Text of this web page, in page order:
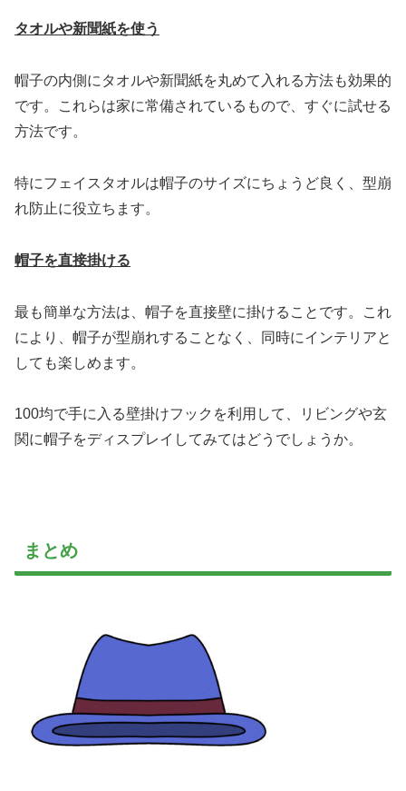
タオルや新聞紙を使う
帽子の内側にタオルや新聞紙を丸めて入れる方法も効果的
です。これらは家に常備されているもので、すぐに試せる
方法です。
特にフェイスタオルは帽子のサイズにちょうど良く、型崩
れ防止に役立ちます。
帽子を直接掛ける
最も簡単な方法は、帽子を直接壁に掛けることです。これ
により、帽子が型崩れすることなく、同時にインテリアと
しても楽しめます。
100均で手に入る壁掛けフックを利用して、リビングや玄
関に帽子をディスプレイしてみてはどうでしょうか。
まとめ